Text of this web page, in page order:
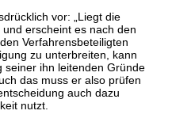
vor: „Liegt die
erscheint es nach den
Verfahrensbeteiligten
zu unterbreiten, kann
seiner ihn leitenden Gründe
das muss er also prüfen
auch dazu
nutzt.